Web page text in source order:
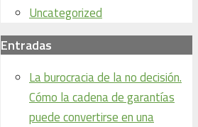
Uncategorized
Entradas
La burocracia de la no decisión.
Cómo la cadena de garantías
puede convertirse en una